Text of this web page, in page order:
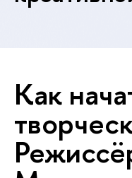
Как